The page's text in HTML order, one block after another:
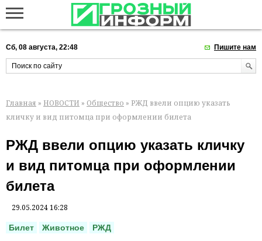
Сб, 08 августа, 22:48 Пишите нам
Главная » НОВОСТИ » Общество » РЖД ввели опцию указать
кличку и вид питомца при оформлении билета
РЖД ввели опцию указать кличку
и вид питомца при оформлении
билета
29.05.2024 16:28
Билет Животное РЖД